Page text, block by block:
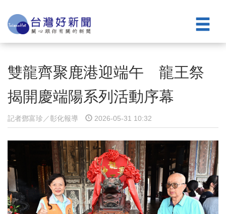
雙龍齊聚鹿港迎端午 龍王祭
揭開慶端陽系列活動序幕
記者鄧富珍／彰化報導 2026-05-31 10:32